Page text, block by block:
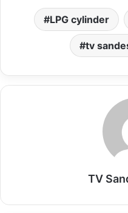
p
c
e
o
a
i
t
o
d
o
LPG cylinder
tv
TV